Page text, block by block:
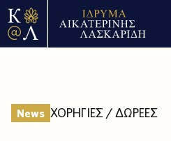
News ΧΟΡΗΓΙΕΣ / ΔΩΡΕΕΣ